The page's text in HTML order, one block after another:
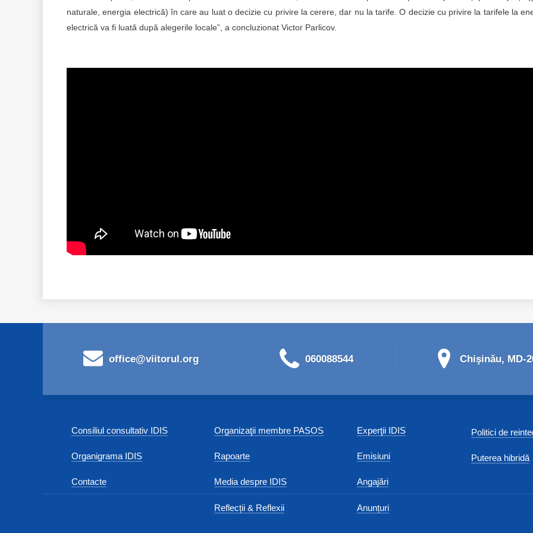
naturale, energia electrică) în care au luat o decizie cu privire la cerere, dar nu la tarife. O decizie cu privire la tarifele la
electrică va fi luată după alegerile locale”, a concluzionat Victor Parlicov.
office@viitorul.org 060088544 Chişinău, MD-
Consiliul consultativ IDIS
Organigrama IDIS
Contacte
Organizaţii membre PASOS
Rapoarte
Media despre IDIS
Reflecții & Reflexii
Experţii IDIS
Emisiuni
Angajări
Anunțuri
Politici de
Puterea hibridă